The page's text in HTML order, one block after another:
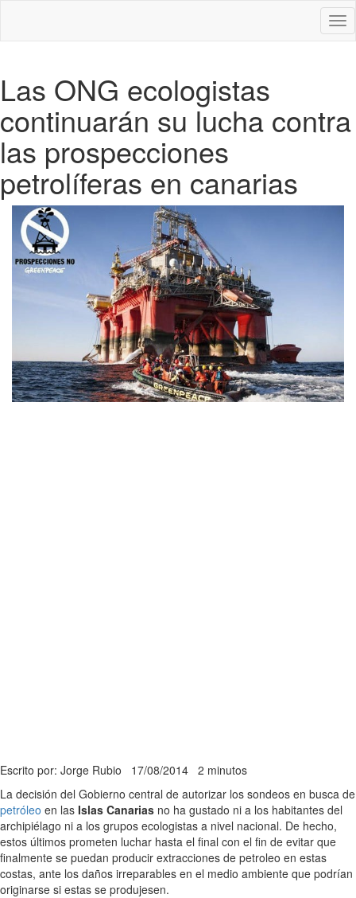
Las ONG ecologistas
continuarán su lucha contra
las prospecciones
petrolíferas en canarias
Escrito por: Jorge Rubio 17/08/2014 2 minutos
La decisión del Gobierno central de autorizar los sondeos en busca de
petróleo en las Islas Canarias no ha gustado ni a los habitantes del
archipiélago ni a los grupos ecologistas a nivel nacional. De hecho,
estos últimos prometen luchar hasta el final con el fin de evitar que
finalmente se puedan producir extracciones de petroleo en estas
costas, ante los daños irreparables en el medio ambiente que podrían
originarse si estas se produjesen.